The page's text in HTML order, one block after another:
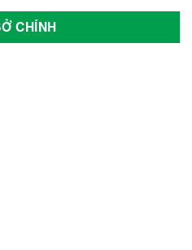
CHÍNH